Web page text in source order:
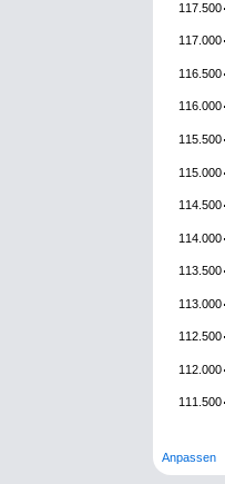
111.500
112.000
112.500
113.000
113.500
114.000
114.500
115.000
115.500
116.000
116.500
117.000
117.500
Anpassen